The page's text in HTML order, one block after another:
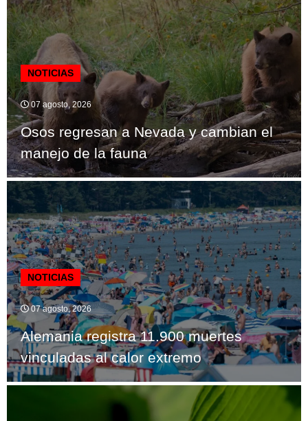
NOTICIAS
07 agosto, 2026
Osos regresan a Nevada y cambian el
manejo de la fauna
NOTICIAS
07 agosto, 2026
Alemania registra 11.900 muertes
vinculadas al calor extremo